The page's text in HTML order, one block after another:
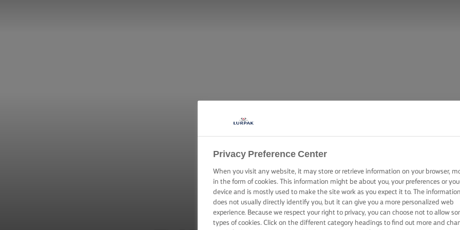
Privacy Preference Center
When you visit any website, it may store or retrieve information on your browser,
in the form of cookies. This information might be about you, your preferences or
device and is mostly used to make the site work as you expect it to. The information
does not usually directly identify you, but it can give you a more personalized web
experience. Because we respect your right to privacy, you can choose not to allow
types of cookies. Click on the different category headings to find out more and